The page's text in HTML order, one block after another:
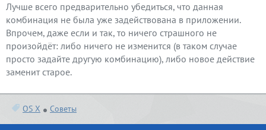
Лучше всего предварительно убедиться, что данная
комбинация не была уже задействована в приложении.
Впрочем, даже если и так, то ничего страшного не
произойдёт: либо ничего не изменится (в таком случае
просто задайте другую комбинацию), либо новое действие
заменит старое.
OS X Советы